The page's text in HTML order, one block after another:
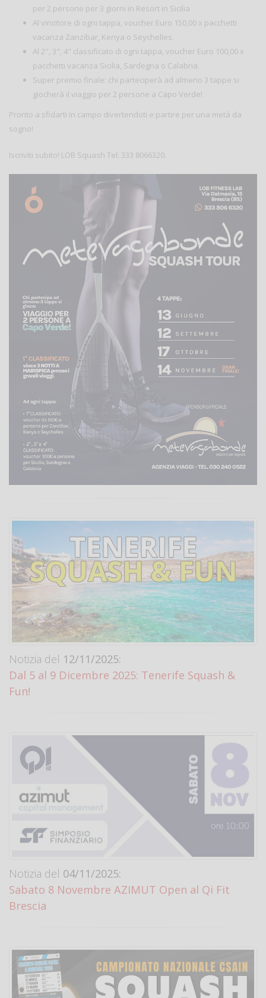
per 2 persone per 3 giorni in Resort in Sicilia
Al vincitore di ogni tappa, voucher Euro 150,00 x pacchetti
vacanza Zanzibar, Kenya o Seychelles.
Al 2", 3", 4" classificato di ogni tappa, voucher Euro 100,00 x
pacchetti vacanza Sicilia, Sardegna o Calabria.
Super premio finale: chi parteciperà ad almeno 3 tappe si
giocherà il viaggio per 2 persone a Capo Verde!
Pronto a sfidarti in campo divertendoti e partire per una metà da
sogno!
Iscriviti subito! LOB Squash Tel: 333 8066320.
Notizia del 12/11/2025:
Dal 5 al 9 Dicembre 2025: Tenerife Squash &
Fun!
Notizia del 04/11/2025:
Sabato 8 Novembre AZIMUT Open al Qi Fit
Brescia